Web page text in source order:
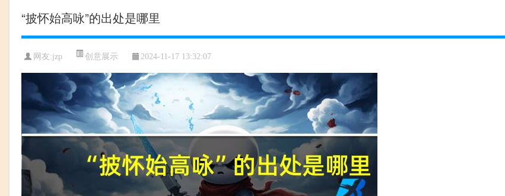
“披怀始高咏”的出处是哪里
网友:jzp 创意展示 2024-11-17 13:32:07